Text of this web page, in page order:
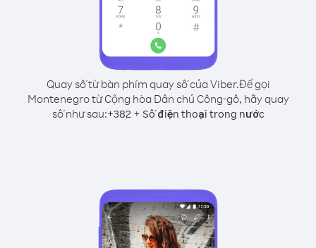
Quay số từ bàn phím quay số của Viber.Để gọi
Montenegro từ Cộng hòa Dân chủ Công-gô, hãy quay
số như sau:+382+ Số điện thoại trong nước